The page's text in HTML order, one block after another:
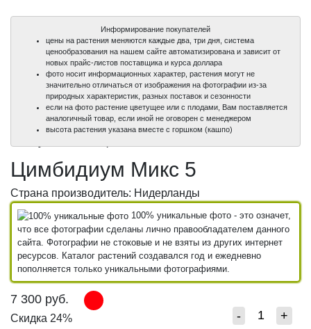
100%
100%
Информирование покупателей
цены на растения меняются каждые два, три дня, система
ценообразования на нашем сайте автоматизирована и зависит от
новых прайс-листов поставщика и курса доллара
фото носит информационных характер, растения могут не
значительно отличаться от изображения на фотографии из-за
природных характеристик, разных поставок и сезонности
если на фото растение цветущее или с плодами, Вам поставляется
аналогичный товар, если иной не оговорен с менеджером
высота растения указана вместе с горшком (кашпо)
Цимбидиум Микс 5
Страна производитель: Нидерланды
100% уникальные фото - это означет,
что все фотографии сделаны лично правообладателем данного
сайта. Фотографии не стоковые и не взяты из других интернет
ресурсов. Каталог растений создавался год и ежедневно
пополняется только уникальными фотографиями.
7 300 руб.
Скидка 24% - +